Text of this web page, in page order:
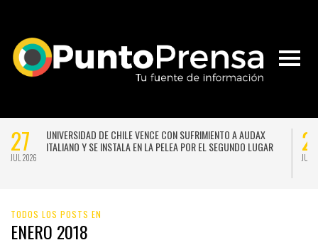
27
JUL 2026
UNIVERSIDAD DE CHILE VENCE CON SUFRIMIENTO A AUDAX
ITALIANO Y SE INSTALA EN LA PELEA POR EL SEGUNDO LUGAR
JUL
LAS ARTES
TODOS LOS POSTS EN
ENERO 2018